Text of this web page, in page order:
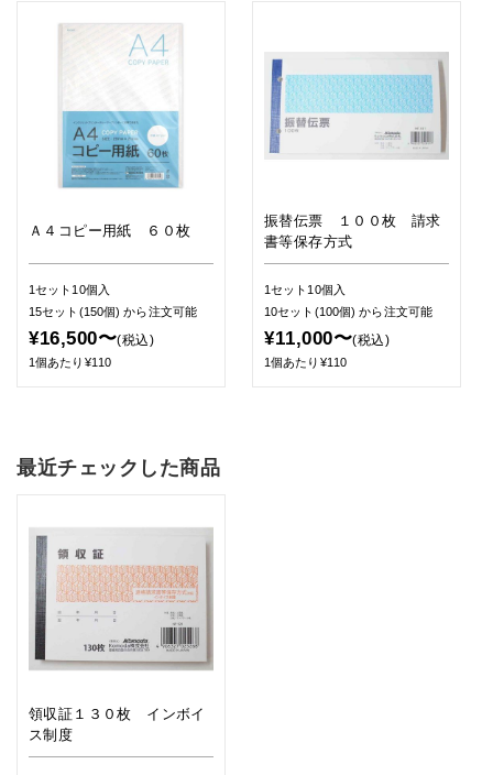
Ａ４コピー用紙 ６０枚
1セット10個入
15セット(150個)から注文可能
¥16,500〜(税込)
1個あたり¥110
振替伝票 １００枚 請求
書等保存方式
1セット10個入
10セット(100個)から注文可能
¥11,000〜(税込)
1個あたり¥110
最近チェックした商品
領収証１３０枚 インボイ
ス制度